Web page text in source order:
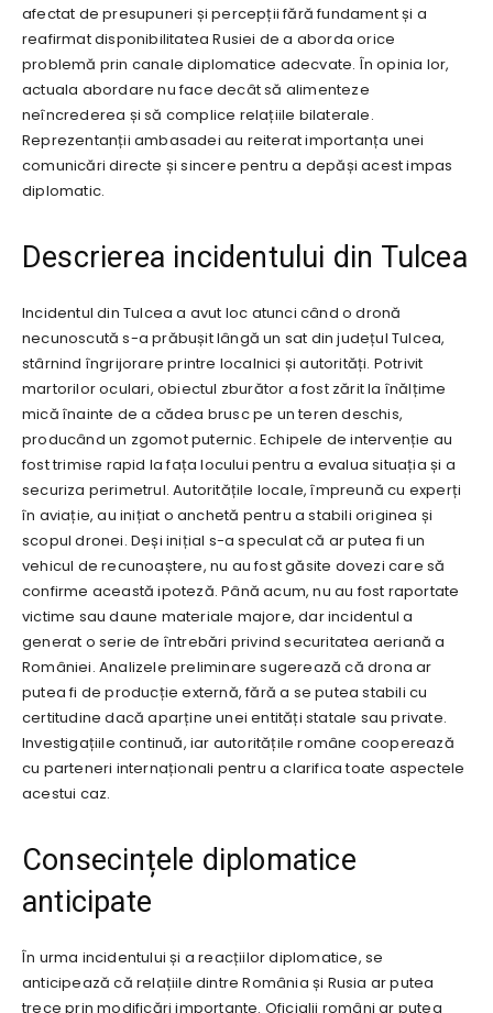
afectat de presupuneri și percepții fără fundament și a
reafirmat disponibilitatea Rusiei de a aborda orice
problemă prin canale diplomatice adecvate. În opinia lor,
actuala abordare nu face decât să alimenteze
neîncrederea și să complice relațiile bilaterale.
Reprezentanții ambasadei au reiterat importanța unei
comunicări directe și sincere pentru a depăși acest impas
diplomatic.
Descrierea incidentului din Tulcea
Incidentul din Tulcea a avut loc atunci când o dronă
necunoscută s-a prăbușit lângă un sat din județul Tulcea,
stârnind îngrijorare printre localnici și autorități. Potrivit
martorilor oculari, obiectul zburător a fost zărit la înălțime
mică înainte de a cădea brusc pe un teren deschis,
producând un zgomot puternic. Echipele de intervenție au
fost trimise rapid la fața locului pentru a evalua situația și a
securiza perimetrul. Autoritățile locale, împreună cu experți
în aviație, au inițiat o anchetă pentru a stabili originea și
scopul dronei. Deși inițial s-a speculat că ar putea fi un
vehicul de recunoaștere, nu au fost găsite dovezi care să
confirme această ipoteză. Până acum, nu au fost raportate
victime sau daune materiale majore, dar incidentul a
generat o serie de întrebări privind securitatea aeriană a
României. Analizele preliminare sugerează că drona ar
putea fi de producție externă, fără a se putea stabili cu
certitudine dacă aparține unei entități statale sau private.
Investigațiile continuă, iar autoritățile române cooperează
cu parteneri internaționali pentru a clarifica toate aspectele
acestui caz.
Consecințele diplomatice
anticipate
În urma incidentului și a reacțiilor diplomatice, se
anticipează că relațiile dintre România și Rusia ar putea
trece prin modificări importante. Oficialii români ar putea